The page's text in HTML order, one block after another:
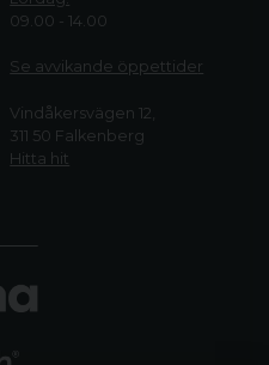
09.00 - 14.00
Se avvikande öppettider
Vindåkersvägen 12,
311 50 Falkenberg
Hitta hit